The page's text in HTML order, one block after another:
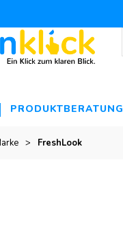
PRODUKTBERATUNG
> FreshLook